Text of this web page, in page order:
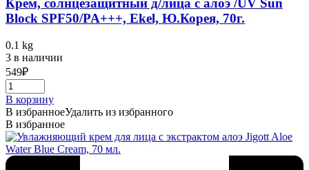
Крем, солнцезащитный д/лица с алоэ /UV Sun
Block SPF50/PA+++, Ekel, Ю.Корея, 70г.
0.1 kg
3 в наличии
549₽
В корзину
В избранноеУдалить из избранного
В избранное